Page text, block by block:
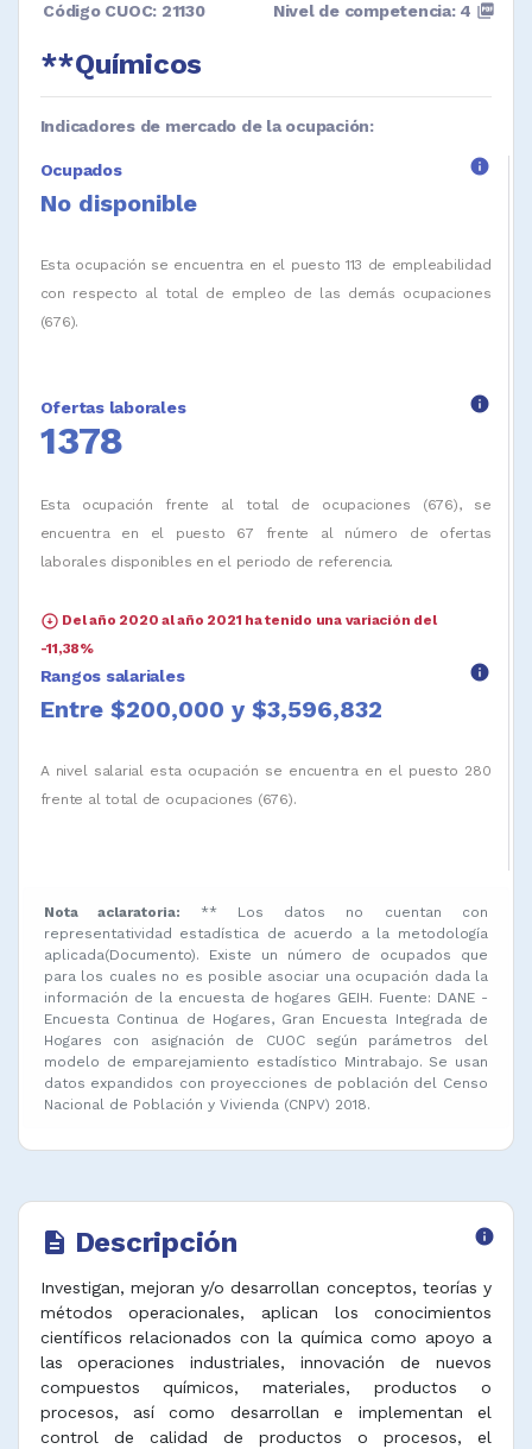
Código CUOC: 21130
**Químicos
Nivel de competencia: 4 picture_as_pdf
Indicadores de mercado de la ocupación:
Ocupados info
No disponible
Esta ocupación se encuentra en el puesto 113 de empleabilidad
con respecto al total de empleo de las demás ocupaciones
(676).
Ofertas laborales info
1378
Esta ocupación frente al total de ocupaciones (676), se
encuentra en el puesto 67 frente al número de ofertas
laborales disponibles en el periodo de referencia.
arrow_circle_down Del año 2020 al año 2021 ha tenido una variación del
-11,38%
Rangos salariales info
Entre $200,000 y $3,596,832
A nivel salarial esta ocupación se encuentra en el puesto 280
frente al total de ocupaciones (676).
Nota aclaratoria:
** Los datos no cuentan con
representatividad estadística de acuerdo a la metodología
aplicada(Documento). Existe un número de ocupados que
para los cuales no es posible asociar una ocupación dada la
información de la encuesta de hogares GEIH. Fuente: DANE -
Encuesta Continua de Hogares, Gran Encuesta Integrada de
Hogares con asignación de CUOC según parámetros del
modelo de emparejamiento estadístico Mintrabajo. Se usan
datos expandidos con proyecciones de población del Censo
Nacional de Población y Vivienda (CNPV) 2018.
description Descripción info
Investigan, mejoran y/o desarrollan conceptos, teorías y
métodos operacionales, aplican los conocimientos
científicos relacionados con la química como apoyo a
las operaciones industriales, innovación de nuevos
compuestos químicos, materiales, productos o
procesos, así como desarrollan e implementan el
control de calidad de productos o procesos, el